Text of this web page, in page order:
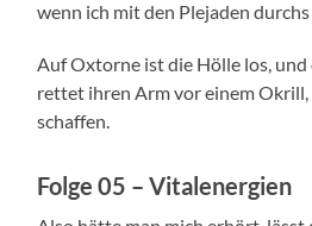
wenn ich mit den Plejaden
Auf Oxtorne ist die Hölle los,
rettet ihren Arm vor einem Okrill,
schaffen.
Folge 05 – Vitalenergien